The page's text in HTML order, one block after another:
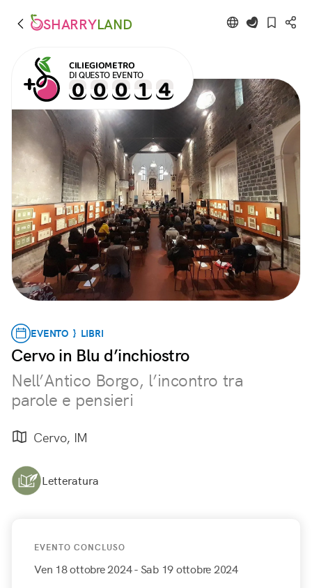
SHARRYLAND
CILIEGIOMETRO
DI QUESTO EVENTO
EVENTO } LIBRI
Cervo in Blu d’inchiostro
Nell’Antico Borgo, l’incontro tra
parole e pensieri
Cervo, IM
Letteratura
EVENTO CONCLUSO
Ven 18 ottobre 2024- Sab 19 ottobre 2024